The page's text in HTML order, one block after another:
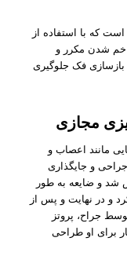
که با استفاده از
خم شدن مکرر و
فک جلوگیری
مجازی
مانند اعصاب و
و جایگذاری
شد و ضایعه به طور
و در نهایت و پس از
جراح، پروتز
برای او طراحی